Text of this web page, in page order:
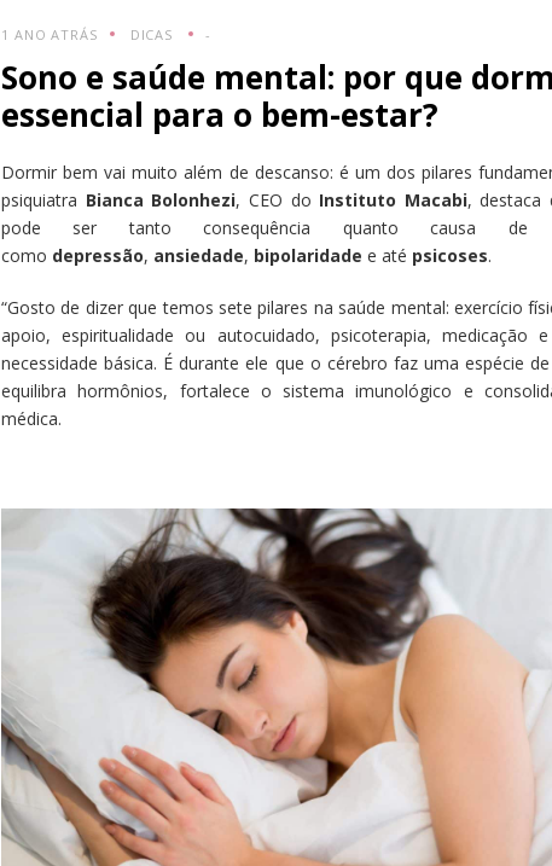
1 ANO ATRÁS DICAS -
Sono e saúde mental: por que
essencial para o bem-estar?
Dormir bem vai muito além de descanso: é um dos pilares
psiquiatra Bianca Bolonhezi, CEO do Instituto Macabi, destaca
pode ser tanto consequência quanto causa de
como depressão, ansiedade, bipolaridade e até psicoses.
“Gosto de dizer que temos sete pilares na saúde mental: exercício
apoio, espiritualidade ou autocuidado, psicoterapia,
necessidade básica. É durante ele que o cérebro faz uma espécie
equilibra hormônios, fortalece o sistema imunológico e
médica.